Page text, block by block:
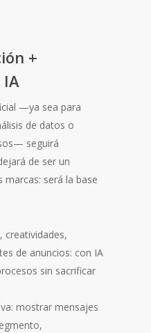
+
—ya sea para
de datos o
seguirá
de ser un
será la base
creatividades,
de anuncios: con IA
sin sacrificar
mostrar mensajes